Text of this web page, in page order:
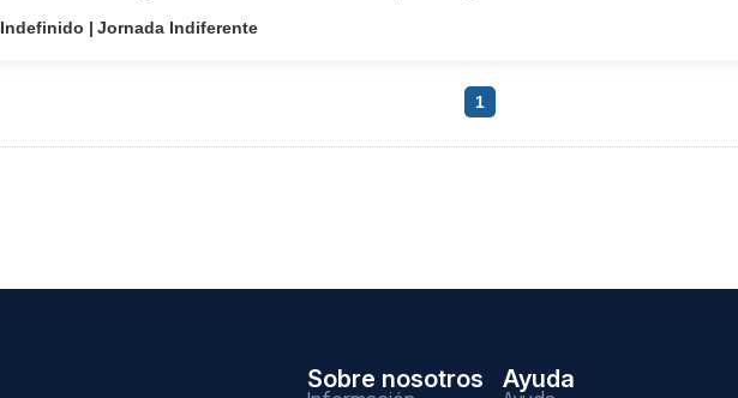
Indefinido
Jornada Indiferente
1
Sobre nosotros Ayuda